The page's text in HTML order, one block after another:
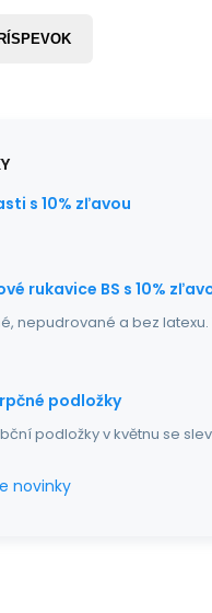
s 10% zľavou
rukavice BS s 10%
nepudrované a bez
podložky
podložky v květnu se
novinky